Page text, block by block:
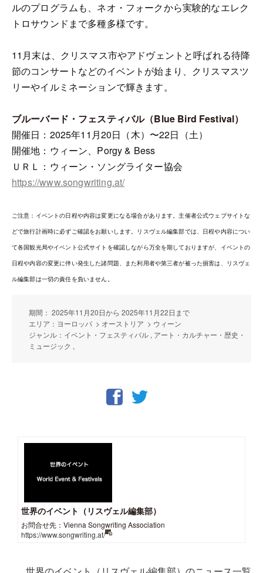
ルのプログラムも、ネオ・フォークから実験的なエレク
トロサウンドまで多種多様です。
11月末は、クリスマス市やアドヴェントと呼ばれる待降
節のコンサートなどのイベントが始まり、クリスマスツ
リーやイルミネーションで輝きます。
ブルーバード・フェスティバル（Blue Bird Festival）
開催日：2025年11月20日（木）〜22日（土）
開催地：ウィーン、Porgy & Bess
ＵＲＬ：ウィーン・ソングライター協会
https://www.songwriting.at/
ご注意：イベントの日程や内容は変更になる場合があります。主催者公式ウェブサイトな
どで旅行計画時に必ずご確認をお願いします。リスヴェル編集部では、日程や内容につい
て各国観光局やイベント公式サイトを確認しながら万全を期しておりますが、イベントの
日程や内容の変更に伴い発生した諸問題、また利用者や第三者が被った損害は、リスヴェ
ル編集部は一切の責任を負いません。
期間： 2025年11月20日から 2025年11月22日まで
エリア：ヨーロッパ > オーストリア > ウィーン
ジャンル：イベント・フェスティバル , アート・カルチャー・歴史・
ミュージック ,
世界のイベント（リスヴェル編集部）
お問合せ先：Vienna Songwriting Association
https://www.songwriting.at/